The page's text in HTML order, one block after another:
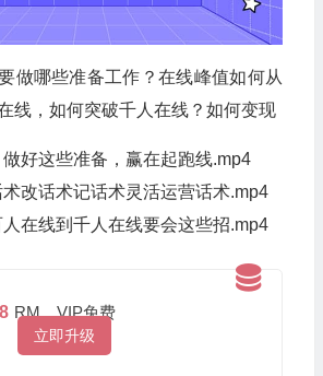
做哪些准备工作？在线峰值如何从
线，如何突破千人在线？如何变现
好这些准备，赢在起跑线.mp4
改话术记话术灵活运营话术.mp4
在线到千人在线要会这些招.mp4
RM，VIP免费
立即升级